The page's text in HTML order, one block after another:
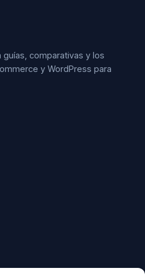
comparativas y los
y WordPress para